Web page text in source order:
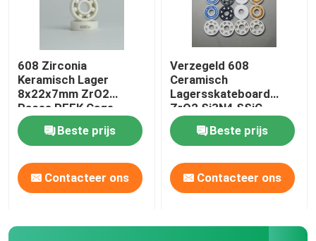
608 Zirconia
Keramisch Lager
8x22x7mm ZrO2
Races PEEK Cage
ABEC3
Beste prijs
Contacteer ons
Verzegeld 608
Ceramisch
Lagersskateboard
ZrO2 Si3N4 SSiC
Beste prijs
Contacteer ons